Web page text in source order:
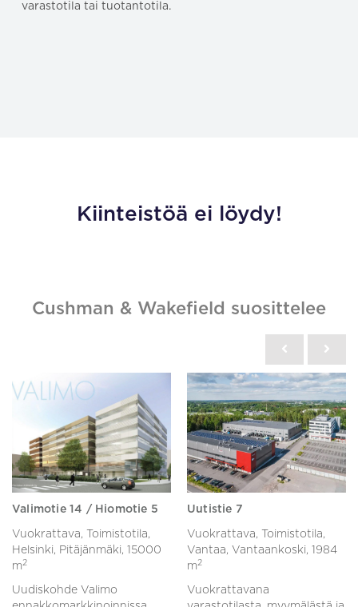
varastotila tai tuotantotila.
Kiinteistöä ei löydy!
Cushman & Wakefield suosittelee
Valimotie 14 / Hiomotie 5
Vuokrattava, Toimistotila,
Helsinki, Pitäjänmäki, 15000
m 2
Uudiskohde Valimo
Uutistie 7
Vuokrattava, Toimistotila,
Vantaa, Vantaankoski, 1984
m 2
Vuokrattavana